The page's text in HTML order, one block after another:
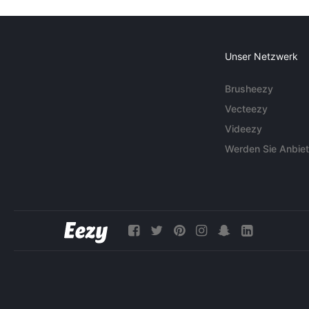
Unser Netzwerk
Brusheezy
Vecteezy
Videezy
Werden Sie